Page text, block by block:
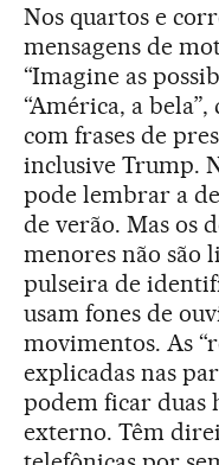
Nos quartos e
mensagens de
“Imagine as
“América, a
com frases de
inclusive Trump.
pode lembrar a
de verão. Mas os
menores não são
pulseira de
usam fones de
movimentos. As
explicadas nas
podem ficar duas
externo. Têm